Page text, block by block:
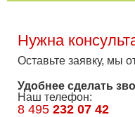
Нужна
Оставьте заявку, мы
Удобнее сделать
Наш телефон:
8 495 232 07 42